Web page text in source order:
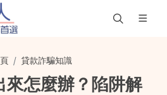
貸款詐騙知識
來怎麼辦？陷阱解